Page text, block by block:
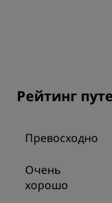
Рейтинг
Превосходно
Очень
хорошо